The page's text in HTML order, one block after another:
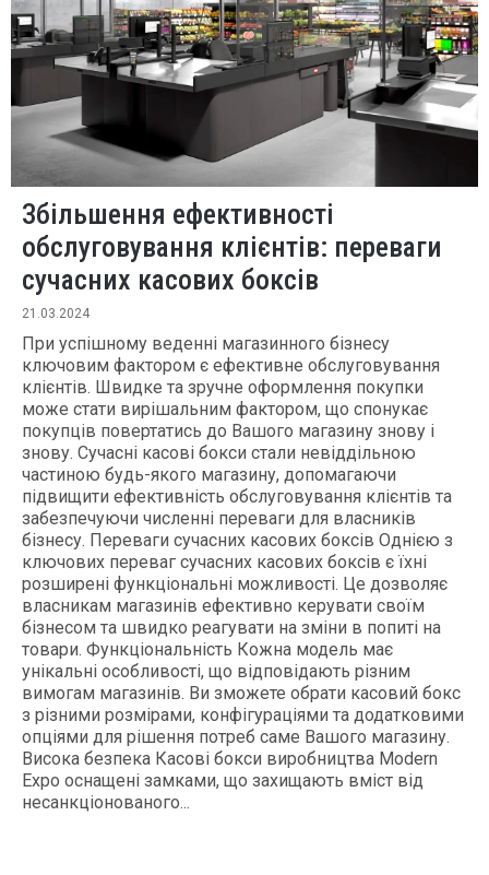
Збільшення ефективності
обслуговування клієнтів: переваги
сучасних касових боксів
21.03.2024
При успішному веденні магазинного бізнесу
ключовим фактором є ефективне обслуговування
клієнтів. Швидке та зручне оформлення покупки
може стати вирішальним фактором, що спонукає
покупців повертатись до Вашого магазину знову і
знову. Сучасні касові бокси стали невіддільною
частиною будь-якого магазину, допомагаючи
підвищити ефективність обслуговування клієнтів та
забезпечуючи численні переваги для власників
бізнесу. Переваги сучасних касових боксів Однією з
ключових переваг сучасних касових боксів є їхні
розширені функціональні можливості. Це дозволяє
власникам магазинів ефективно керувати своїм
бізнесом та швидко реагувати на зміни в попиті на
товари. Функціональність Кожна модель має
унікальні особливості, що відповідають різним
вимогам магазинів. Ви зможете обрати касовий бокс
з різними розмірами, конфігураціями та додатковими
опціями для рішення потреб саме Вашого магазину.
Висока безпека Касові бокси виробництва Modern
Expo оснащені замками, що захищають вміст від
несанкціонованого...